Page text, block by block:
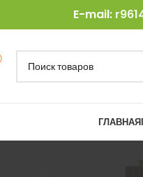
E-mail:
ГЛАВНАЯ